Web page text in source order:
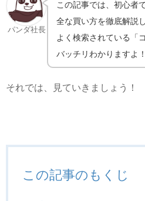
パンダ社長
この記事では、初心者
全な買い方を徹底解説
よく検索されている「
バッチリわかりますよ！
それでは、見ていきましょう！
この記事のもくじ